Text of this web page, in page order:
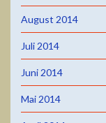
August 2014
Juli 2014
Juni 2014
Mai 2014